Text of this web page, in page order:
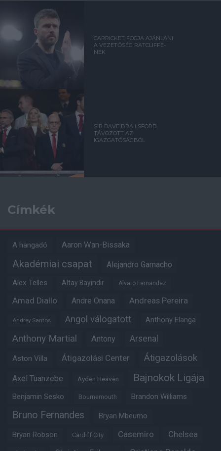
CARRICKET FOGJA AJÁNLANI
A VEZETŐSÉG RATCLIFFE-
NEK
SIR DAVE BRAILSFORD
TÁVOZOTT AZ
IGAZGATÓSÁGBÓL
Címkék
A hangadó Aaron Wan-Bissaka
Akadémiai csapat Alejandro Garnacho
Alex Telles Altay Bayindir Alvaro Fernandez
Amad Diallo Andre Onana Andreas Pereira
Andrey Santos Angol válogatott Anthony Elanga
Anthony Martial Antony Arsenal
Aston Villa Átigazolási Center Átigazolások
Axel Tuanzebe Ayden Heaven Bajnokok Ligája
Benjamin Sesko Bournemouth Brandon Williams
Bruno Fernandes Bryan Mbeumo
Bryan Robson Cardiff City Casemiro Chelsea